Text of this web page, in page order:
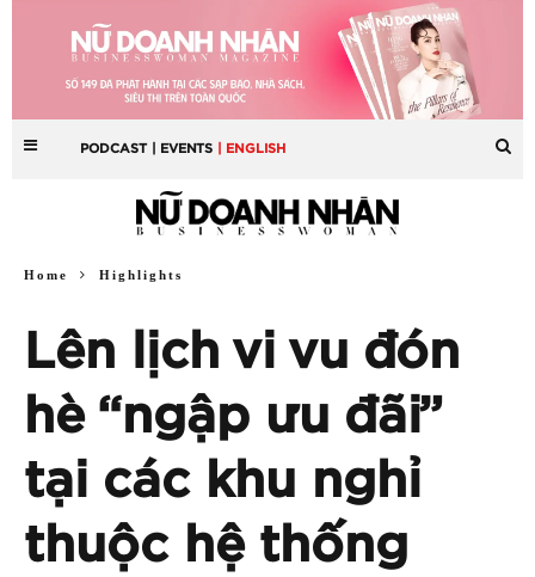
PODCAST | EVENTS | ENGLISH
Home Highlights
Lên lịch vi vu đón
hè “ngập ưu đãi”
tại các khu nghỉ
thuộc hệ thống